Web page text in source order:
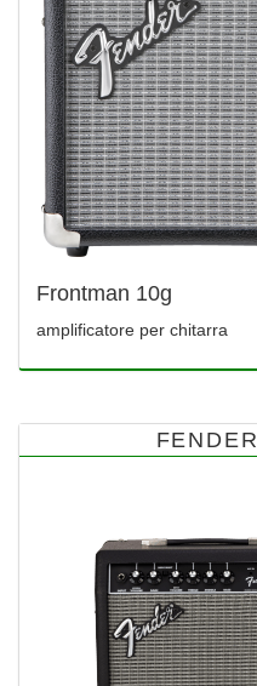
Frontman 10g
amplificatore per chitarra
FENDER